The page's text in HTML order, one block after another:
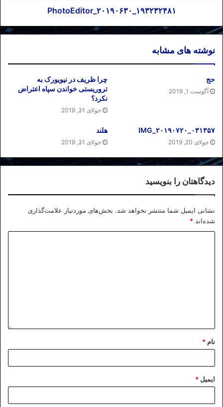
PhotoEditor_۲۰۱۹۰۶۳۰_۱۹۳۲۳۲۴۸۱
نوشته های مشابه
حج
آگوست 1, 2019
چرا ظریف در نیویورک به
تروریستی خواندن سپاه اعتراض
نکرد؟
جولای 31, 2019
IMG_۲۰۱۹۰۷۲۰_۰۳۱۳۵۷
جولای 20, 2019
هلند
جولای 31, 2019
دیدگاهتان را بنویسید
نشانی ایمیل شما منتشر نخواهد شد. بخش‌های موردنیاز علامت‌گذاری
شده‌اند *
نام *
ایمیل *